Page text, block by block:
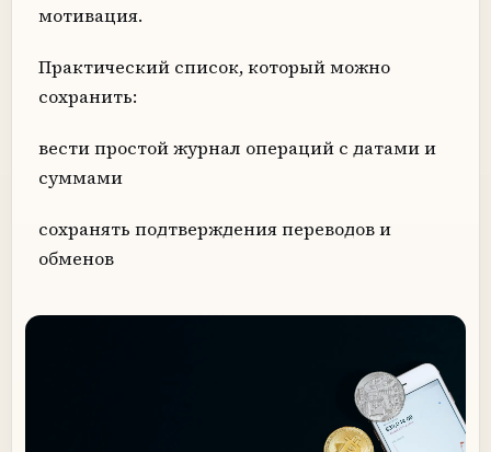
мотивация.
Практический список, который можно
сохранить:
вести простой журнал операций с датами и
суммами
сохранять подтверждения переводов и
обменов